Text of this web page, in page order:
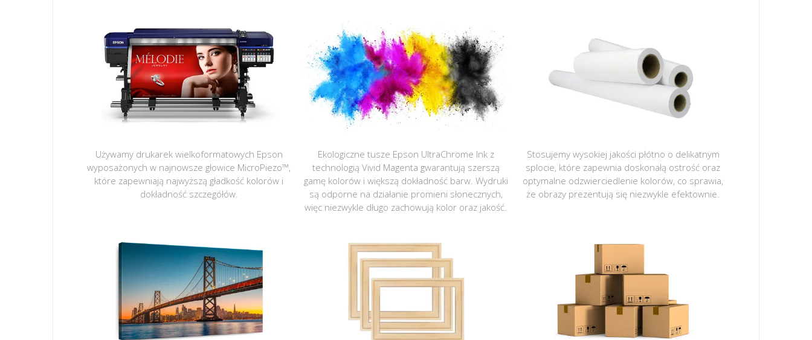
Używamy drukarek wielkoformatowych Epson
wyposażonych w najnowsze głowice MicroPiezo™,
które zapewniają najwyższą gładkość kolorów i
dokładność szczegółów.
Ekologiczne tusze Epson UltraChrome Ink z
technologią Vivid Magenta gwarantują szerszą
gamę kolorów i większą dokładność barw. Wydruki
są odporne na działanie promieni słonecznych,
więc niezwykle długo zachowują kolor oraz jakość.
Stosujemy wysokiej jakości płótno o delikatnym
splocie, które zapewnia doskonałą ostrość oraz
optymalne odzwierciedlenie kolorów, co sprawia,
że obrazy prezentują się niezwykle efektownie.